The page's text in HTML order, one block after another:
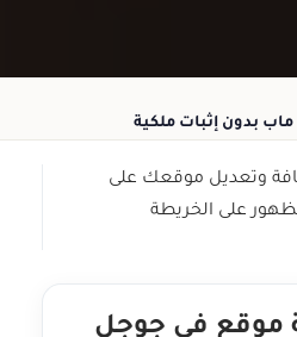
بدون إثبات ملكية
وتعديل موقعك على
على الخريطة
موقع في جوجل